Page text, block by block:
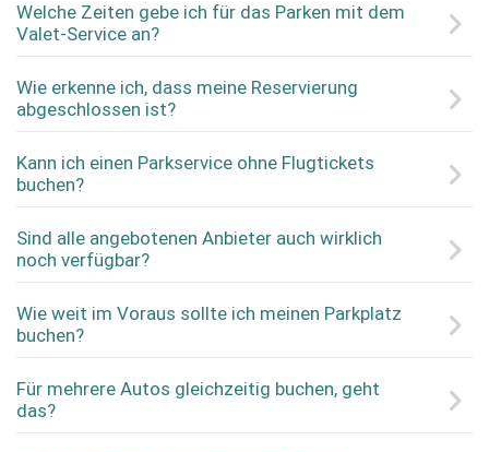
Welche Zeiten gebe ich für das Parken mit dem
Valet-Service an?
Wie erkenne ich, dass meine Reservierung
abgeschlossen ist?
Kann ich einen Parkservice ohne Flugtickets
buchen?
Sind alle angebotenen Anbieter auch wirklich
noch verfügbar?
Wie weit im Voraus sollte ich meinen Parkplatz
buchen?
Für mehrere Autos gleichzeitig buchen, geht
das?